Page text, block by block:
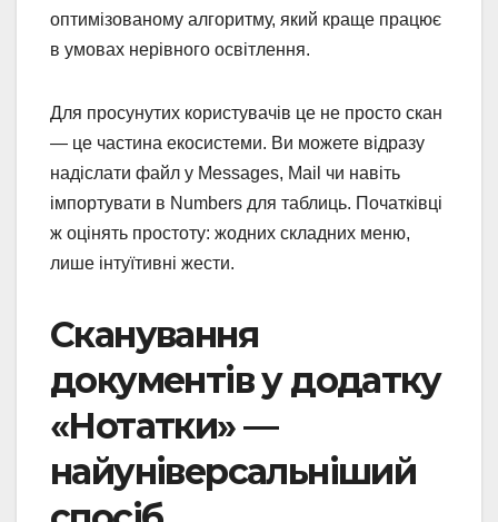
оптимізованому алгоритму, який краще працює
в умовах нерівного освітлення.
Для просунутих користувачів це не просто скан
— це частина екосистеми. Ви можете відразу
надіслати файл у Messages, Mail чи навіть
імпортувати в Numbers для таблиць. Початківці
ж оцінять простоту: жодних складних меню,
лише інтуїтивні жести.
Сканування
документів у додатку
«Нотатки» —
найуніверсальніший